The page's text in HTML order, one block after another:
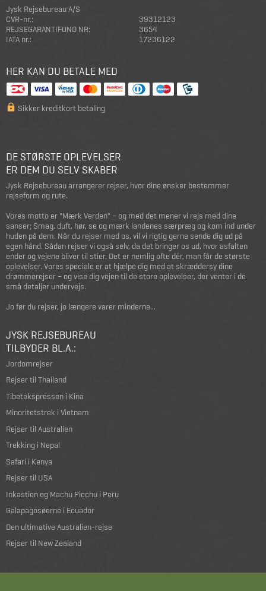
Jysk Rejsebureau A/S
CVR-nr.:
39312123
REJSEGARANTIFOND NR:
3654
IATA nr.:
17236122
HER KAN DU BETALE MED
Sikker kreditkort betaling
DE STØRSTE OPLEVELSER
ER DEM DU SELV SKABER
Jysk Rejsebureau arrangerer rejser, hvor dine ønsker bestemmer
rejseform og rute.
Vores motto er "Mærk Verden" – og med det mener vi rejs med dine
sanser; Smag, duft, hør, se og mærk landenes særpræg og kom ind under
huden på dem. Når du rejser med os, vil vi rigtig gerne sende dig ud på
egen hånd. Sådan rejser vi også selv, da det bringer os ud, hvor asfalten
ender og vejene bliver til stier. Det er nemlig ofte dér, man får de største
oplevelser. Vores speciale er at hjælpe dig med at skræddersy dine
drømmerejser – og vise dig vejen til de store oplevelser, der venter i de
små detaljer undervejs.
Jo før du rejser, jo længere varer minderne...
JYSK REJSEBUREAU
TILBYDER BL.A.:
Jordomrejser
Rejser til Thailand
Tibetekspressen i Kina
Minoritetstrek i Vietnam
Rejser til Australien
Trekking i Nepal
Safari i Kenya
Rejser til USA
Inkastien og Machu Picchu i Peru
Galapagosøerne i Ecuador
Den ultimative Australien-rejse
Rejser til New Zealand